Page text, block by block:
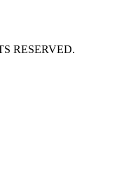
RESERVED.